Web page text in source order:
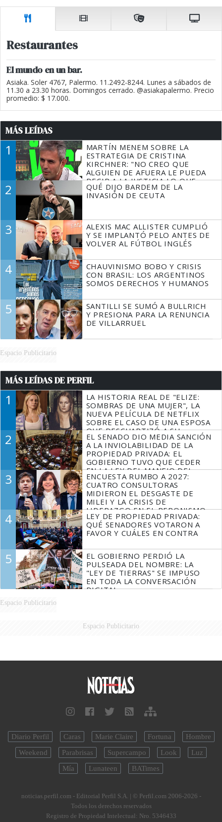
Restaurantes
El mundo en un bar.
Asiaka. Soler 4767, Palermo. 11.2492-8244. Lunes a sábados de
11.30 a 23.30 horas. Domingos cerrado. @asiakapalermo. Precio
promedio: $ 17.000.
MÁS LEÍDAS
1
MARTÍN MENEM SOBRE LA
ESTRATEGIA DE CRISTINA
KIRCHNER: "NO CREO QUE
ALGUIEN DE AFUERA LE PUEDA
DECIR A LA JUSTICIA LO QUE
TIENE QUE HACER"
2
QUÉ DIJO BARDEM DE LA
INVASIÓN DE CEUTA
3
ALEXIS MAC ALLISTER CUMPLIÓ
Y SE IMPLANTÓ PELO ANTES DE
VOLVER AL FÚTBOL INGLÉS
4
CHAUVINISMO BOBO Y CRISIS
CON BRASIL: LOS ARGENTINOS
SOMOS DERECHOS Y HUMANOS
5
SANTILLI SE SUMÓ A BULLRICH
Y PRESIONA PARA LA RENUNCIA
DE VILLARRUEL
Espacio Publicitario
MÁS LEÍDAS DE PERFIL
1
LA HISTORIA REAL DE "ELIZE:
SOMBRAS DE UNA MUJER", LA
NUEVA PELÍCULA DE NETFLIX
SOBRE EL CASO DE UNA ESPOSA
QUE DESCUARTIZÓ A SU
MARIDO
2
EL SENADO DIO MEDIA SANCIÓN
A LA INVIOLABILIDAD DE LA
PROPIEDAD PRIVADA: EL
GOBIERNO TUVO QUE CEDER
EN LA LEY DEL MANEJO DEL
FUEGO
3
ENCUESTA RUMBO A 2027:
CUATRO CONSULTORAS
MIDIERON EL DESGASTE DE
MILEI Y LA CRISIS DE
LIDERAZGO EN EL PERONISMO
4
LEY DE PROPIEDAD PRIVADA:
QUÉ SENADORES VOTARON A
FAVOR Y CUÁLES EN CONTRA
5
EL GOBIERNO PERDIÓ LA
PULSEADA DEL NOMBRE: LA
"LEY DE TIERRAS" SE IMPUSO
EN TODA LA CONVERSACIÓN
DIGITAL
Espacio Publicitario
Espacio Publicitario
Diario Perfil Caras Marie Claire Fortuna
Hombre
Weekend
Parabrisas Supercampo Look
Luz
Mía
Lunateen BATimes
noticias.perfil.com - Editorial Perfil S.A. | © Perfil.com 2006-2026 -
Todos los derechos reservados
Registro de Propiedad Intelectual: Nro. 5346433